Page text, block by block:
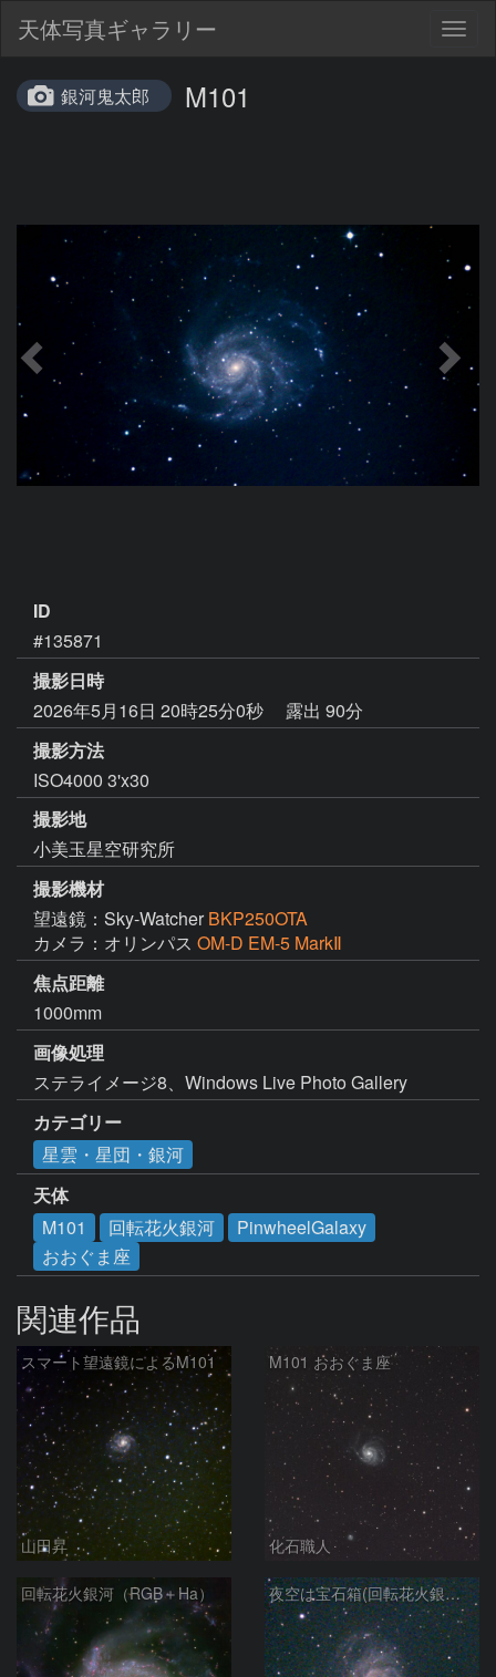
天体写真ギャラリー
銀河鬼太郎 M101
ID
#135871
撮影日時
2026年5月16日 20時25分0秒
露出 90分
撮影方法
ISO4000 3'x30
撮影地
小美玉星空研究所
撮影機材
望遠鏡：Sky-Watcher BKP250OTA
カメラ：オリンパス OM-D EM-5 MarkⅡ
焦点距離
1000mm
画像処理
ステライメージ8、Windows Live Photo Gallery
カテゴリー
星雲・星団・銀河
天体
M101
回転花火銀河
PinwheelGalaxy
おおぐま座
関連作品
スマート望遠鏡によるM101
山田昇
M101 おおぐま座
化石職人
回転花火銀河（RGB＋Ha） 夜空は宝石箱(回転花火銀河 M101) Seestar50